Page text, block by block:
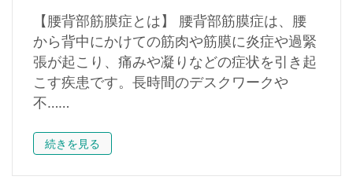
【腰背部筋膜症とは】 腰背部筋膜症は、腰
から背中にかけての筋肉や筋膜に炎症や過緊
張が起こり、痛みや凝りなどの症状を引き起
こす疾患です。長時間のデスクワークや
不……
続きを見る